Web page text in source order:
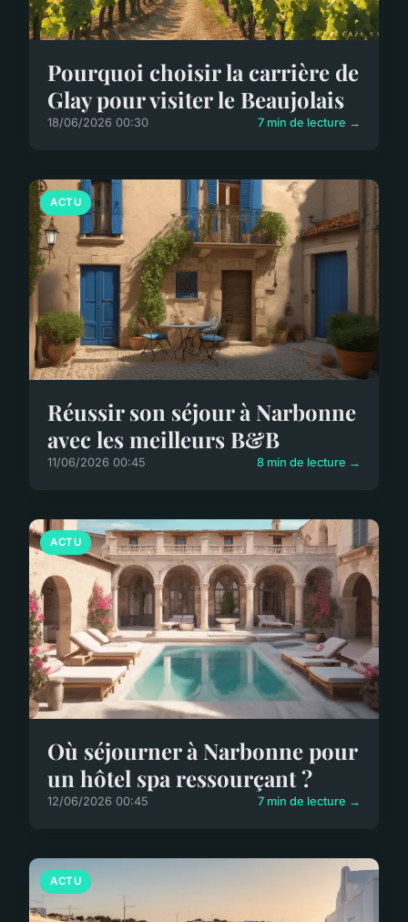
Pourquoi choisir la carrière de
Glay pour visiter le Beaujolais
18/06/2026 00:30 7 min de lecture →
ACTU
Réussir son séjour à Narbonne
avec les meilleurs B&B
11/06/2026 00:45 8 min de lecture →
ACTU
Où séjourner à Narbonne pour
un hôtel spa ressourçant ?
12/06/2026 00:45 7 min de lecture →
ACTU